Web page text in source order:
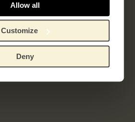
Allow all
Customize
Deny
verzameling Franse prenten